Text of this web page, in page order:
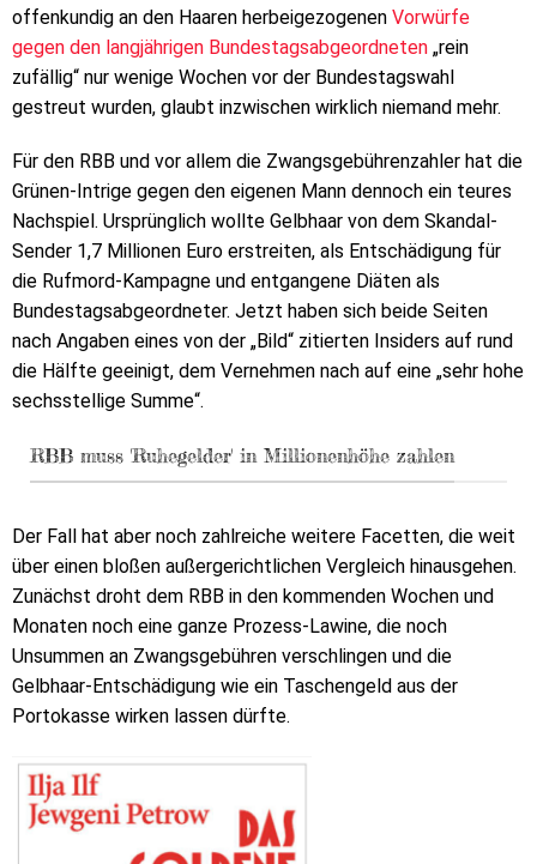
offenkundig an den Haaren herbeigezogenen Vorwürfe
gegen den langjährigen Bundestagsabgeordneten „rein
zufällig“ nur wenige Wochen vor der Bundestagswahl
gestreut wurden, glaubt inzwischen wirklich niemand mehr.
Für den RBB und vor allem die Zwangsgebührenzahler hat die
Grünen-Intrige gegen den eigenen Mann dennoch ein teures
Nachspiel. Ursprünglich wollte Gelbhaar von dem Skandal-
Sender 1,7 Millionen Euro erstreiten, als Entschädigung für
die Rufmord-Kampagne und entgangene Diäten als
Bundestagsabgeordneter. Jetzt haben sich beide Seiten
nach Angaben eines von der „Bild“ zitierten Insiders auf rund
die Hälfte geeinigt, dem Vernehmen nach auf eine „sehr hohe
sechsstellige Summe“.
RBB muss 'Ruhegelder' in Millionenhöhe zahlen
Der Fall hat aber noch zahlreiche weitere Facetten, die weit
über einen bloßen außergerichtlichen Vergleich hinausgehen.
Zunächst droht dem RBB in den kommenden Wochen und
Monaten noch eine ganze Prozess-Lawine, die noch
Unsummen an Zwangsgebühren verschlingen und die
Gelbhaar-Entschädigung wie ein Taschengeld aus der
Portokasse wirken lassen dürfte.